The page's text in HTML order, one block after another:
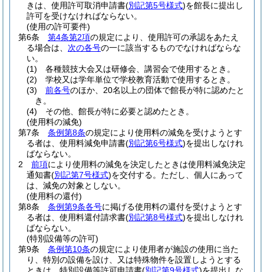
きは、使用許可取消申請書(別記第5号様式)を館長に提出し
許可を受けなければならない。
(使用の許可要件)
第6条
第4条第2項の規定により、使用許可の承認をあたえ
る場合は、 次の各号の一に該当するものでなければならな
い。
(1)
各種競技大会又は研修会、講習会で使用するとき。
(2)
学校又は学年単位で学校教育活動で使用するとき。
(3)
前各号のほか、20名以上の団体で館長が特に認めたと
き。
(4)
その他、館長が特に必要と認めたとき。
(使用料の減免)
第7条
条例第8条の規定により使用料の減免を受けようとす
る者は、使用料減免申請書(別記第6号様式)を提出しなけれ
ばならない。
2
前項により使用料の減免を決定したときは使用料減免決定
通知書(別記第7号様式)を交付する。 ただし、個人にあって
は、減免の対象としない。
(使用料の還付)
第8条
条例第9条各号に掲げる使用料の還付を受けようとす
る者は、使用料還付請求書(別記第8号様式)を提出しなけれ
ばならない。
(特別設備等の許可)
第9条
条例第10条の規定により使用者が施設の使用に当た
り、特別の設備を設け、又は特殊物件を設置しようとする